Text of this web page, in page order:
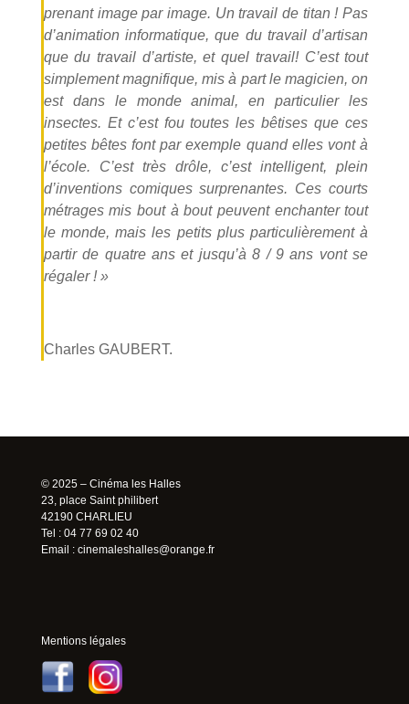
prenant image par image. Un travail de titan ! Pas
d’animation informatique, que du travail d’artisan
que du travail d’artiste, et quel travail! C’est tout
simplement magnifique, mis à part le magicien, on
est dans le monde animal, en particulier les
insectes. Et c’est fou toutes les bêtises que ces
petites bêtes font par exemple quand elles vont à
l’école. C’est très drôle, c’est intelligent, plein
d’inventions comiques surprenantes. Ces courts
métrages mis bout à bout peuvent enchanter tout
le monde, mais les petits plus particulièrement à
partir de quatre ans et jusqu’à 8 / 9 ans vont se
régaler ! »
Charles GAUBERT.
© 2025 – Cinéma les Halles
23, place Saint philibert
42190 CHARLIEU
Tel : 04 77 69 02 40
Email : cinemaleshalles@orange.fr
Mentions légales